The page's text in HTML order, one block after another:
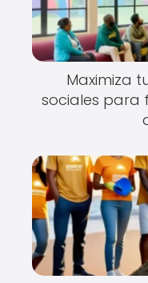
Maximiza
sociales para